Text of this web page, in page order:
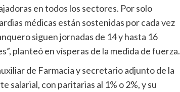
en todos los sectores. Por solo
médicas están sostenidas por cada vez
siguen jornadas de 14 y hasta 16
planteó en vísperas de la medida de fuerza.
de Farmacia y secretario adjunto de la
salarial, con paritarias al 1% o 2%, y su